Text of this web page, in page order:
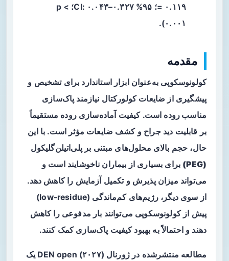
= ۰.۱۱۹؛ ۹۵% CI: ۰.۰۴۳–۰.۳۲۷؛ p <
۰.۰۰۱).
مقدمه
کولونوسکوپی به‌عنوان ابزار استاندارد برای تشخیص و
پیشگیری از ضایعات کولورکتال نیازمند پاک‌سازی
مناسب روده است. کیفیت آماده‌سازی روده مستقیماً
بر قابلیت دید جراح و کشف ضایعات مؤثر است. با این
حال، حجم بالای محلول‌های مبتنی برپلی‌اتیلن‌گلیکول
(PEG)
برای بسیاری از بیماران ناخوشایند است و
می‌تواند میزان پذیرش و تکمیل آزمایش را کاهش دهد.
از سوی دیگر، رژیم‌های کم‌ماندگی (low-residue)
پیش از کولونوسکوپی می‌توانند بار مدفوعی را کاهش
دهند و احتمالاً به بهبود کیفیت پاک‌سازی کمک کنند.
مطالعه منتشرشده در ژورنال DEN open (۲۰۲۷) یک